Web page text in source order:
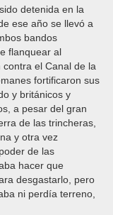
detenida en la
ese año se llevó a
bandos
flanquear al
el Canal de la
fortificaron sus
y británicos y
a pesar del gran
de las trincheras,
y otra vez
de las
hacer que
desgastarlo, pero
ni perdía terreno,